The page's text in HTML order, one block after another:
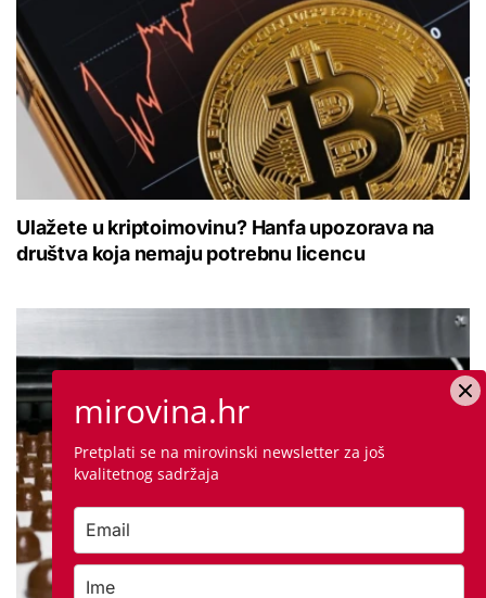
Ulažete u kriptoimovinu? Hanfa upozorava na
društva koja nemaju potrebnu licencu
mirovina.hr
Pretplati se na mirovinski newsletter za još
kvalitetnog sadržaja